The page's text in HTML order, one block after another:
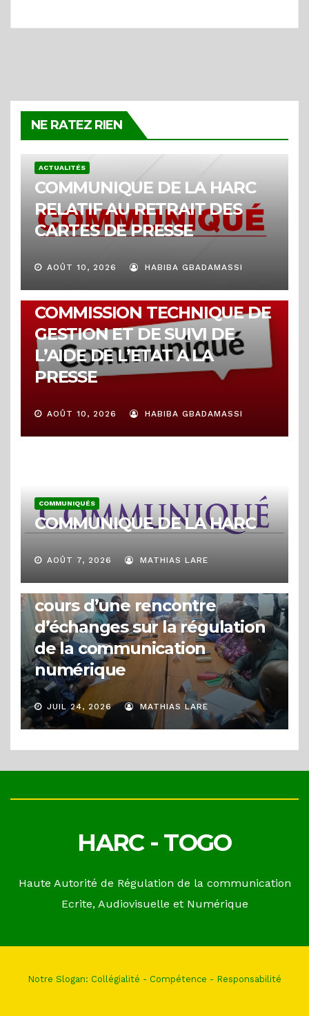
NE RATEZ RIEN
ACTUALITÉS
COMMUNIQUE DE LA HARC
RELATIF AU RETRAIT DES
CARTES DE PRESSE
AOÛT 10, 2026 HABIBA GBADAMASSI
ACTUALITÉS
COMMUNIQUE DE LA
COMMISSION TECHNIQUE DE
GESTION ET DE SUIVI DE
L’AIDE DE L’ETAT A LA
PRESSE
AOÛT 10, 2026 HABIBA GBADAMASSI
COMMUNIQUÉS
COMMUNIQUE DE LA HARC
AOÛT 7, 2026 MATHIAS LARE
La HARC clarifie la distinction
entre les types de badges au
cours d’une rencontre
d’échanges sur la régulation
de la communication
numérique
JUIL 24, 2026 MATHIAS LARE
HARC - TOGO
Haute Autorité de Régulation de la communication
Ecrite, Audiovisuelle et Numérique
Notre Slogan: Collégialité - Compétence - Responsabilité